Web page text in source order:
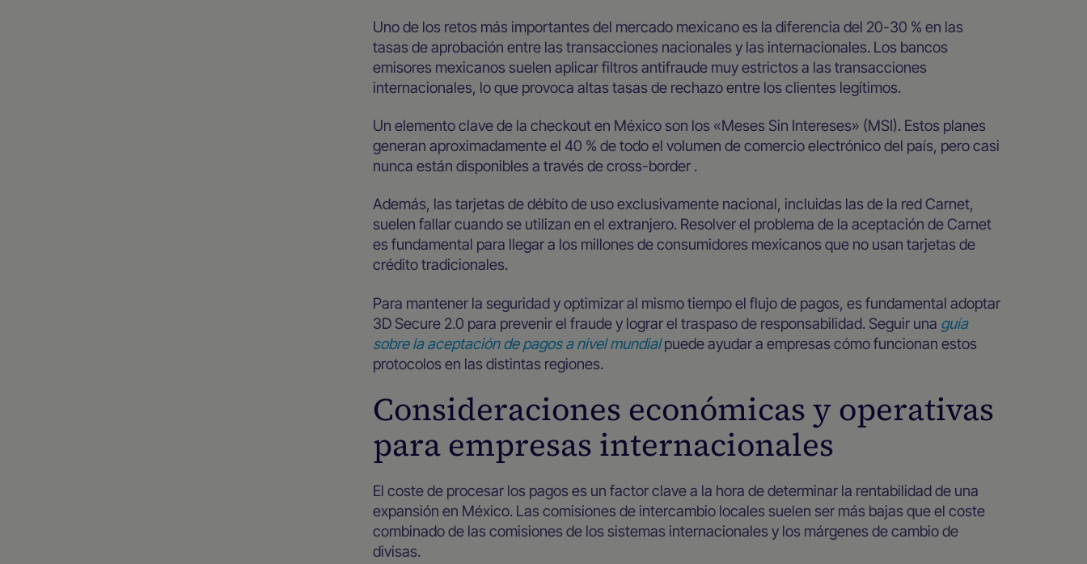
Uno de los retos más importantes del mercado mexicano es la diferencia del 20-30 % en las
tasas de aprobación entre las transacciones nacionales y las internacionales. Los bancos
emisores mexicanos suelen aplicar filtros antifraude muy estrictos a las transacciones
internacionales, lo que provoca altas tasas de rechazo entre los clientes legítimos.
Un elemento clave de la checkout en México son los «Meses Sin Intereses» (MSI). Estos planes
generan aproximadamente el 40 % de todo el volumen de comercio electrónico del país, pero casi
nunca están disponibles a través de cross-border .
Además, las tarjetas de débito de uso exclusivamente nacional, incluidas las de la red Carnet,
suelen fallar cuando se utilizan en el extranjero. Resolver el problema de la aceptación de Carnet
es fundamental para llegar a los millones de consumidores mexicanos que no usan tarjetas de
crédito tradicionales.
Para mantener la seguridad y optimizar al mismo tiempo el flujo de pagos, es fundamental adoptar
3D Secure 2.0 para prevenir el fraude y lograr el traspaso de responsabilidad. Seguir una guía
sobre la aceptación de pagos a nivel mundialpuede ayudar a empresas cómo funcionan estos
protocolos en las distintas regiones.
Consideraciones económicas y operativas
para empresas internacionales
El coste de procesar los pagos es un factor clave a la hora de determinar la rentabilidad de una
expansión en México. Las comisiones de intercambio locales suelen ser más bajas que el coste
combinado de las comisiones de los sistemas internacionales y los márgenes de cambio de
divisas.